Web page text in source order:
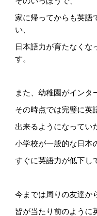
家に帰ってからも英語
い、
日本語力が育たなくな
す。
また、幼稚園がインタ
その時点では完璧に英
出来るようになってい
小学校が一般的な日本
すぐに英語力が低下し
今までは周りの友達か
皆が当たり前のように